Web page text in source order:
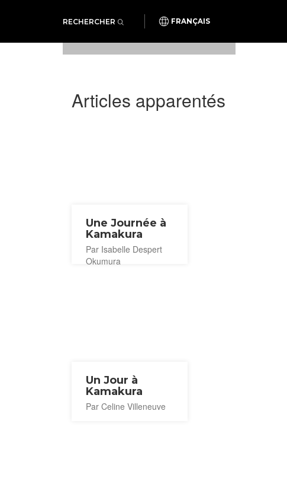
RECHERCHER FRANÇAIS
Articles apparentés
Une Journée à
Kamakura
Par Isabelle Despert
Okumura
Un Jour à
Kamakura
Par Celine Villeneuve